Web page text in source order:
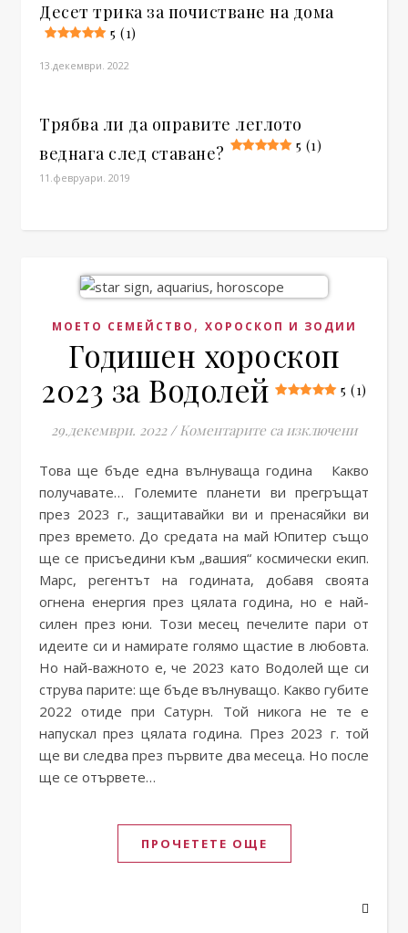
Десет трика за почистване на дома
5 (1)
13.декември. 2022
Трябва ли да оправите леглото
веднага след ставане?
5 (1)
11.февруари. 2019
МОЕТО СЕМЕЙСТВО , ХОРОСКОП И ЗОДИИ
Годишен хороскоп
2023 за Водолей
5 (1)
29.декември. 2022 / Коментарите са изключениза
Това ще бъде една вълнуваща година Какво
получавате… Големите планети ви прегръщат
през 2023 г., защитавайки ви и пренасяйки ви
през времето. До средата на май Юпитер също
ще се присъедини към „вашия“ космически екип.
Марс, регентът на годината, добавя своята
огнена енергия през цялата година, но е най-
силен през юни. Този месец печелите пари от
идеите си и намирате голямо щастие в любовта.
Но най-важното е, че 2023 като Водолей ще си
струва парите: ще бъде вълнуващо. Какво губите
2022 отиде при Сатурн. Той никога не те е
напускал през цялата година. През 2023 г. той
ще ви следва през първите два месеца. Но после
ще се отървете…
ПРОЧЕТЕТЕ ОЩЕ